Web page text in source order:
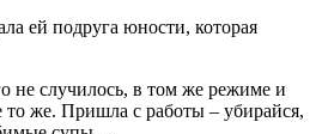
ей подруга юности, которая
не случилось, в том же режиме и
же. Пришла с работы – убирайся,